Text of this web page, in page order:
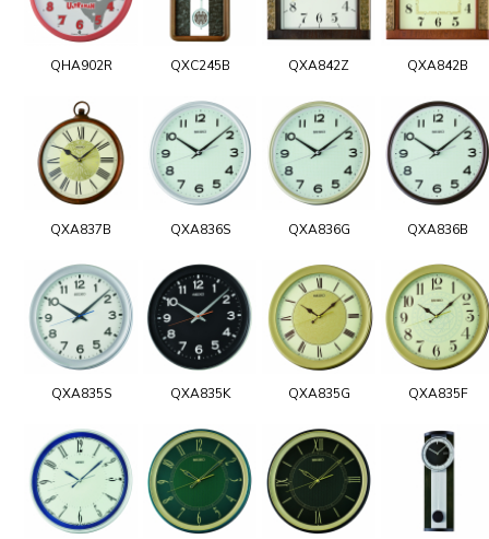
QHA902R QXC245B QXA842Z QXA842B
QXA837B QXA836S QXA836G QXA836B
QXA835S QXA835K QXA835G QXA835F